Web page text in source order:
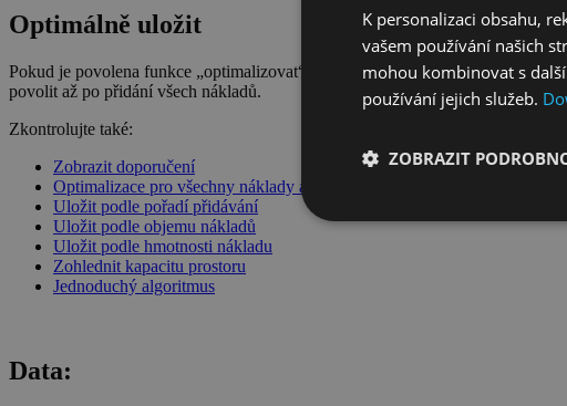
Optimálně uložit
Pokud je povolena funkce „optimalizovat“, algoritmus vyhledá pro náklady
povolit až po přidání všech nákladů.
Zkontrolujte také:
Zobrazit doporučení
Optimalizace pro všechny náklady a nákladní prostory
Uložit podle pořadí přidávání
Uložit podle objemu nákladů
Uložit podle hmotnosti nákladu
Zohlednit kapacitu prostoru
Jednoduchý algoritmus
Data:
K personalizaci obsahu,
vašem používání našich
mohou kombinovat s
používání jejich služeb.
ZOBRAZIT